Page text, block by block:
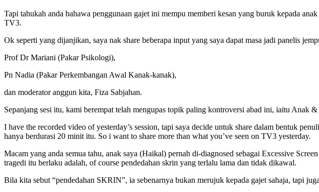
Tapi tahukah anda bahawa penggunaan gajet ini mempu memberi kesan yang buruk kepada
TV3.
Ok seperti yang dijanjikan, saya nak share beberapa input yang saya dapat masa jadi panelis
Prof Dr Mariani (Pakar Psikologi),
Pn Nadia (Pakar Perkembangan Awal Kanak-kanak),
dan moderator anggun kita, Fiza Sabjahan.
Sepanjang sesi itu, kami berempat telah mengupas topik paling kontroversi abad ini, iaitu Anak &
I have the recorded video of yesterday’s session, tapi saya decide untuk share dalam bentuk
hanya berdurasi 20 minit itu. So i want to share more than what you’ve seen on TV3 yesterday.
Macam yang anda semua tahu, anak saya (Haikal) pernah di-diagnosed sebagai Excessive
tragedi itu berlaku adalah, of course pendedahan skrin yang terlalu lama dan tidak dikawal.
Bila kita sebut “pendedahan SKRIN”, ia sebenarnya bukan merujuk kepada gajet sahaja, tapi